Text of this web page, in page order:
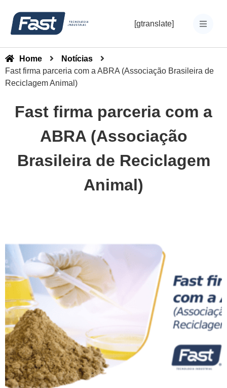
[gtranslate]
Home
Notícias
Fast firma parceria com a ABRA (Associação Brasileira de
Reciclagem Animal)
Fast firma parceria com a
ABRA (Associação
Brasileira de Reciclagem
Animal)